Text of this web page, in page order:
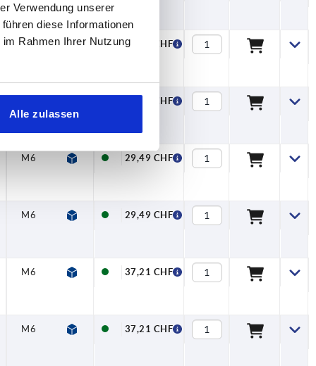
Verwendung unserer
diese Informationen
Rahmen Ihrer Nutzung
Alle zulassen
M6 — — 24,43 CHF
24,43 CHF
M6 — 29,49 CHF
M6 — 29,49 CHF
M6 — 37,21 CHF
M6 — 37,21 CHF